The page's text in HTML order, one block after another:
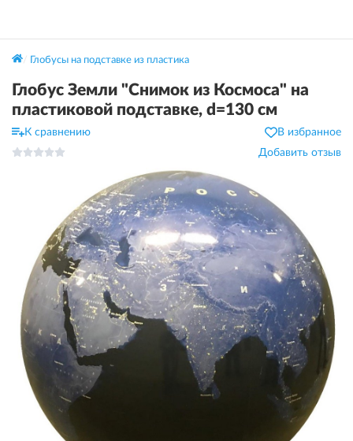
Глобусы на подставке из пластика
Глобус Земли "Снимок из Космоса" на
пластиковой подставке, d=130 см
К сравнению
В избранное
Добавить отзыв